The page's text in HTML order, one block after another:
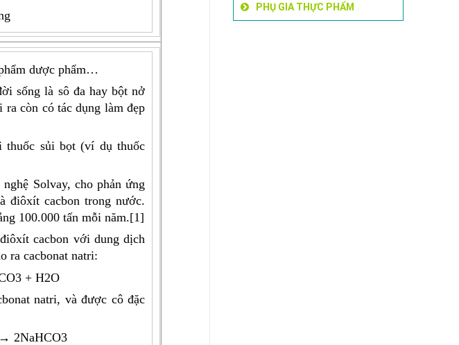
PHỤ GIA THỰC PHẨM
dược phẩm…
sống là sô đa hay bột nở
còn có tác dụng làm đẹp
thuốc sủi bọt (ví dụ thuốc
Solvay, cho phản ứng
điôxít cacbon trong nước.
100.000 tấn mỗi năm.[1]
cacbon với dung dịch
ra cacbonat natri:
+ H2O
natri, và được cô đặc
2NaHCO3